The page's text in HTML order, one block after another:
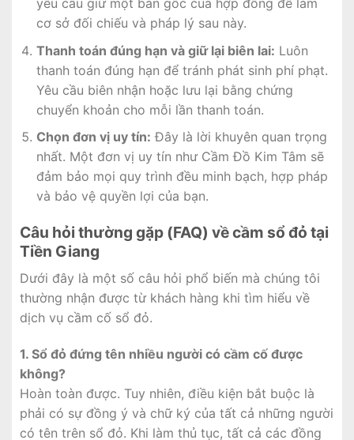
yêu cầu giữ một bản gốc của hợp đồng để làm
cơ sở đối chiếu và pháp lý sau này.
Thanh toán đúng hạn và giữ lại biên lai: Luôn
thanh toán đúng hạn để tránh phát sinh phí phạt.
Yêu cầu biên nhận hoặc lưu lại bằng chứng
chuyển khoản cho mỗi lần thanh toán.
Chọn đơn vị uy tín: Đây là lời khuyên quan trọng
nhất. Một đơn vị uy tín như Cầm Đồ Kim Tâm sẽ
đảm bảo mọi quy trình đều minh bạch, hợp pháp
và bảo vệ quyền lợi của bạn.
Câu hỏi thường gặp (FAQ) về cầm sổ đỏ tại
Tiền Giang
Dưới đây là một số câu hỏi phổ biến mà chúng tôi
thường nhận được từ khách hàng khi tìm hiểu về
dịch vụ cầm cố sổ đỏ.
1. Sổ đỏ đứng tên nhiều người có cầm cố được
không?
Hoàn toàn được. Tuy nhiên, điều kiện bắt buộc là
phải có sự đồng ý và chữ ký của tất cả những người
có tên trên sổ đỏ. Khi làm thủ tục, tất cả các đồng